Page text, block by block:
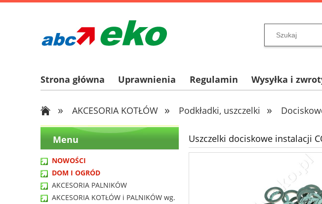
Strona główna Uprawnienia Regulamin Wysyłka i
» AKCESORIA KOTŁÓW » Podkładki, uszczelki »
Menu
NOWOŚCI
DOM I OGRÓD
AKCESORIA PALNIKÓW
AKCESORIA KOTŁÓW i PALNIKÓW wg.
Uszczelki dociskowe instalacji